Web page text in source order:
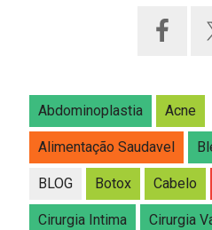
Abdominoplastia Acne
Alimentação Saudavel
BLOG Botox Cabelo
Cirurgia Intima Cirurgia